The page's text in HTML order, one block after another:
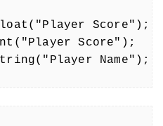
Score");
Score");
Name");